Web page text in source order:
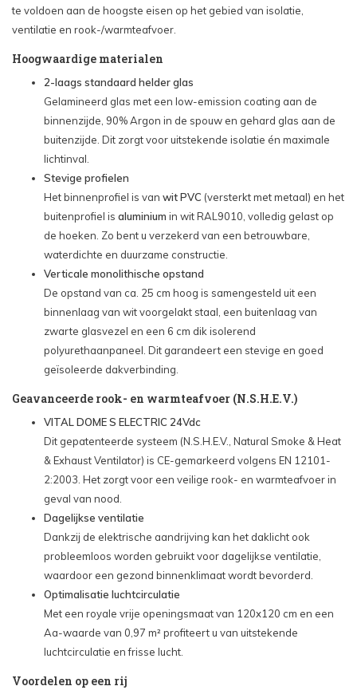
te voldoen aan de hoogste eisen op het gebied van isolatie,
ventilatie en rook-/warmteafvoer.
Hoogwaardige materialen
2-laags standaard helder glas
Gelamineerd glas met een low-emission coating aan de
binnenzijde, 90% Argon in de spouw en gehard glas aan de
buitenzijde. Dit zorgt voor uitstekende isolatie én maximale
lichtinval.
Stevige profielen
Het binnenprofiel is van wit PVC (versterkt met metaal) en het
buitenprofiel is aluminium in wit RAL9010, volledig gelast op
de hoeken. Zo bent u verzekerd van een betrouwbare,
waterdichte en duurzame constructie.
Verticale monolithische opstand
De opstand van ca. 25 cm hoog is samengesteld uit een
binnenlaag van wit voorgelakt staal, een buitenlaag van
zwarte glasvezel en een 6 cm dik isolerend
polyurethaanpaneel. Dit garandeert een stevige en goed
geïsoleerde dakverbinding.
Geavanceerde rook- en warmteafvoer (N.S.H.E.V.)
VITAL DOME S ELECTRIC 24Vdc
Dit gepatenteerde systeem (N.S.H.E.V., Natural Smoke & Heat
& Exhaust Ventilator) is CE-gemarkeerd volgens EN 12101-
2:2003. Het zorgt voor een veilige rook- en warmteafvoer in
geval van nood.
Dagelijkse ventilatie
Dankzij de elektrische aandrijving kan het daklicht ook
probleemloos worden gebruikt voor dagelijkse ventilatie,
waardoor een gezond binnenklimaat wordt bevorderd.
Optimalisatie luchtcirculatie
Met een royale vrije openingsmaat van 120x120 cm en een
Aa-waarde van 0,97 m² profiteert u van uitstekende
luchtcirculatie en frisse lucht.
Voordelen op een rij